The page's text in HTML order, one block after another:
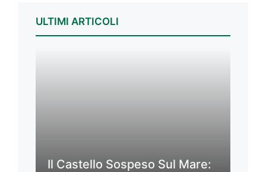
ULTIMI ARTICOLI
Il Castello Sospeso Sul Mare: